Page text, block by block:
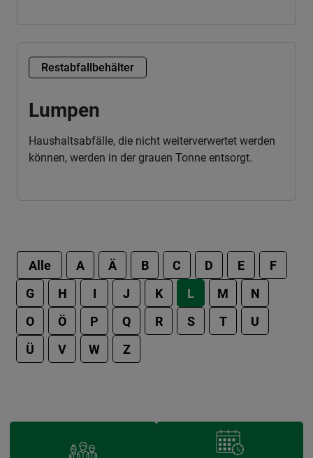
Restabfallbehälter
Lumpen
Haushaltsabfälle, die nicht weiterverwertet werden
können, werden in der grauen Tonne entsorgt.
Alle A Ä B C D E
F
G
H I J K L M
N
O
Ö P Q R S T
U
Ü
V W Z